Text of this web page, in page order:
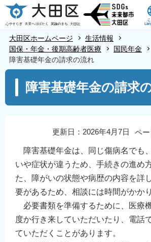
こ
の
の
頭
大田区ホームページ
生活情報
国保・年金・後期高齢者医療
国民年金
障害基礎年金の請求の流れ
こ
障害基礎年金の請求
ペ
更新日：2026年4月7日
障害基礎年金は、同じ傷病名でも
いや症状が違うため、手続きの進め
た、障がいの状態や病歴の内容を詳
要があるため、相談には時間がかか
必要書類を準備するために、医療
度か行き来していただいたり、電話
ていただくことがあります。